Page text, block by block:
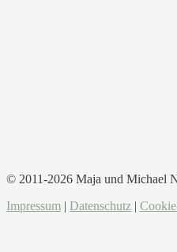
© 2011-2026 Maja und Michael
Impressum | Datenschutz |